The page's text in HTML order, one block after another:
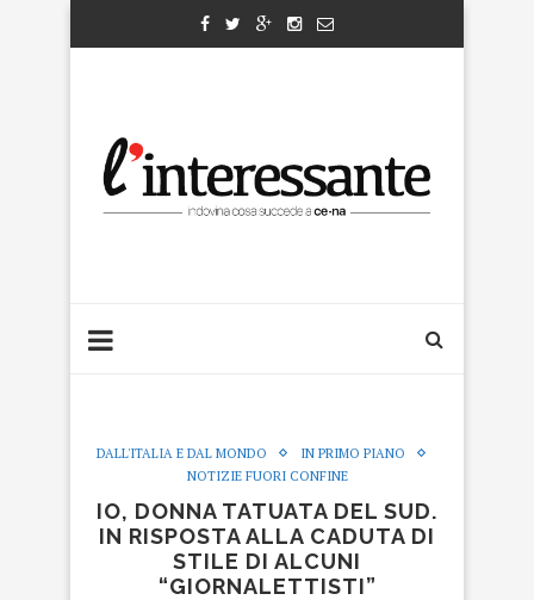
DALL'ITALIA E DAL MONDO
IN PRIMO PIANO
NOTIZIE FUORI CONFINE
IO, DONNA TATUATA DEL SUD.
IN RISPOSTA ALLA CADUTA DI
STILE DI ALCUNI
“GIORNALETTISTI”